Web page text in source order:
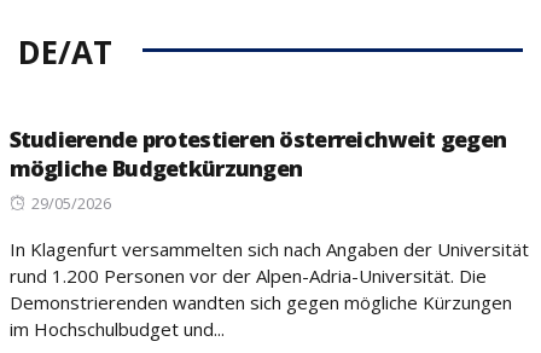
DE/AT
Studierende protestieren österreichweit gegen
mögliche Budgetkürzungen
Posted
29/05/2026
In Klagenfurt versammelten sich nach Angaben der Universität
rund 1.200 Personen vor der Alpen-Adria-Universität. Die
Demonstrierenden wandten sich gegen mögliche Kürzungen
im Hochschulbudget und...